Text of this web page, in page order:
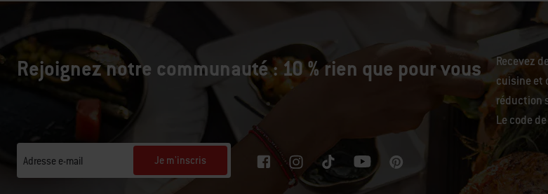
Rejoignez notre communauté : 10 % rien que pour vous
Recevez
cuisine et
réduction
Le code
Adresse e-mail Je m'inscris